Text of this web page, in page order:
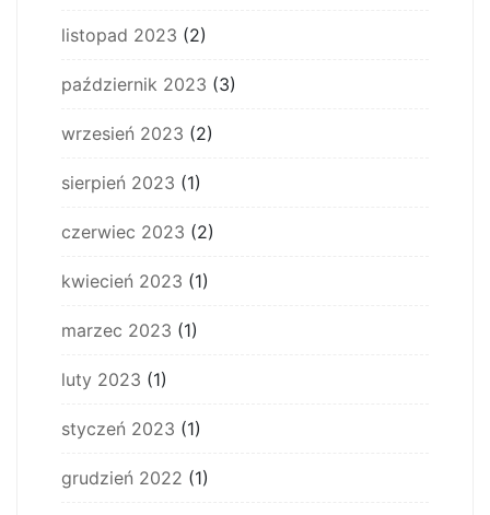
listopad 2023 (2)
październik 2023 (3)
wrzesień 2023 (2)
sierpień 2023 (1)
czerwiec 2023 (2)
kwiecień 2023 (1)
marzec 2023 (1)
luty 2023 (1)
styczeń 2023 (1)
grudzień 2022 (1)